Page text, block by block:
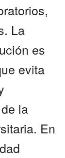
La
es
evita
la
En